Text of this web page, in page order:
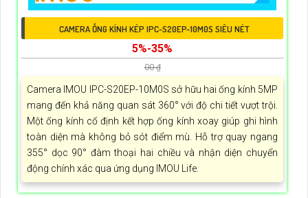
CAMERA ỐNG KÍNH KÉP IPC-S20EP-10M0S SIÊU NÉT
5%-35%
00 ₫
Camera IMOU IPC-S20EP-10M0S sở hữu hai ống kính 5MP
mang đến khả năng quan sát 360° với độ chi tiết vượt trội.
Một ống kính cố định kết hợp ống kính xoay giúp ghi hình
toàn diện mà không bỏ sót điểm mù. Hỗ trợ quay ngang
355° dọc 90° đàm thoại hai chiều và nhận diện chuyển
động chính xác qua ứng dụng IMOU Life.